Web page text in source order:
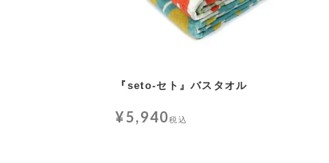
『seto-セト』バスタオル
¥5,940税込